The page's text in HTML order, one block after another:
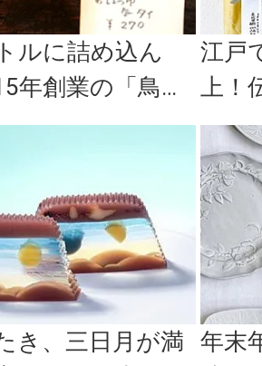
ルに詰め込ん
年創業の「鳥居
つくる木樽天然
江戸
上
舗和
子通
き、三日月が満
年末